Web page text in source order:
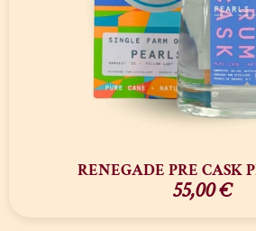
RENEGADE PRE CASK
55,00€